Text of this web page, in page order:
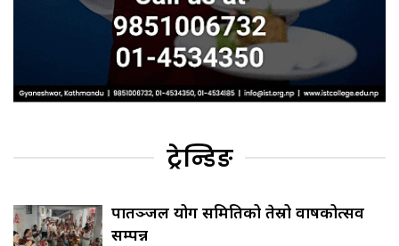
ट्रेन्डिङ
पातञ्जल योग समितिको तेस्रो वार्षिकोत्सव
सम्पन्न